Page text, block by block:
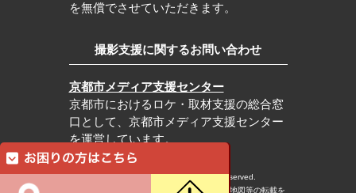
を無償でさせていただきます。
撮影支援に関するお問い合わせ
京都市メディア支援センター
京都市におけるロケ・取材支援の総合窓
口として、京都市メディア支援センター
を運営しています。
c Kyoto City Tourism Association All rights reserved.
※本ホームページの内容・写真・イラスト・地図等の転載を